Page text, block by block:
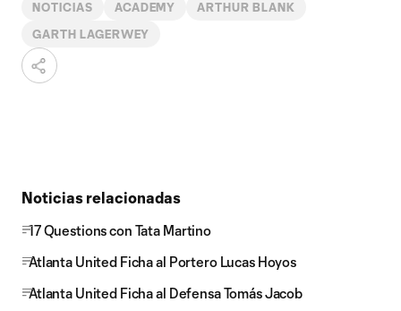
NOTICIAS ACADEMY ARTHUR BLANK
GARTH LAGERWEY
Noticias relacionadas
17 Questions con Tata Martino
Atlanta United Ficha al Portero Lucas Hoyos
Atlanta United Ficha al Defensa Tomás Jacob